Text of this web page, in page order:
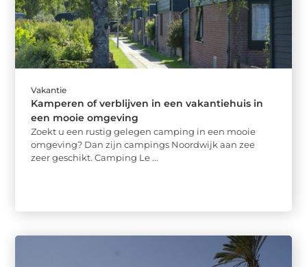
Vakantie
Kamperen of verblijven in een vakantiehuis in
een mooie omgeving
Zoekt u een rustig gelegen camping in een mooie
omgeving? Dan zijn campings Noordwijk aan zee
zeer geschikt. Camping Le ...